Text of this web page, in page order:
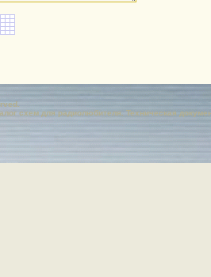
схем для радиолюбителя. Техническая